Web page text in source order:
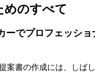
めのすべて
ーでプロフェッショ
案書の作成には、しば